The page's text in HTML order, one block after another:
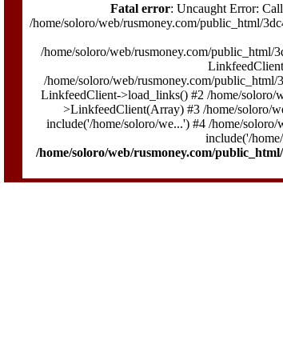
Fatal error: Uncaught Error:
/home/soloro/web/rusmoney.com/public_html/
/home/soloro/web/rusmoney.com/public_html/
/home/soloro/web/rusmoney.com/
LinkfeedClient->load_links() #2 /home/soloro/
>LinkfeedClient(Array) #3 /home/soloro/
include('/home/soloro/we...') #4 /home/
include('/
/home/soloro/web/rusmoney.com/